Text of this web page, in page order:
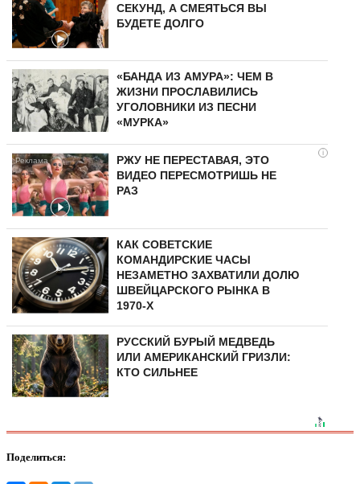
СЕКУНД, А СМЕЯТЬСЯ ВЫ
БУДЕТЕ ДОЛГО
«БАНДА ИЗ АМУРА»: ЧЕМ В
ЖИЗНИ ПРОСЛАВИЛИСЬ
УГОЛОВНИКИ ИЗ ПЕСНИ
«МУРКА»
i
РЖУ НЕ ПЕРЕСТАВАЯ, ЭТО
ВИДЕО ПЕРЕСМОТРИШЬ НЕ
РАЗ
КАК СОВЕТСКИЕ
КОМАНДИРСКИЕ ЧАСЫ
НЕЗАМЕТНО ЗАХВАТИЛИ ДОЛЮ
ШВЕЙЦАРСКОГО РЫНКА В
1970-Х
РУССКИЙ БУРЫЙ МЕДВЕДЬ
ИЛИ АМЕРИКАНСКИЙ ГРИЗЛИ:
КТО СИЛЬНЕЕ
Поделиться: